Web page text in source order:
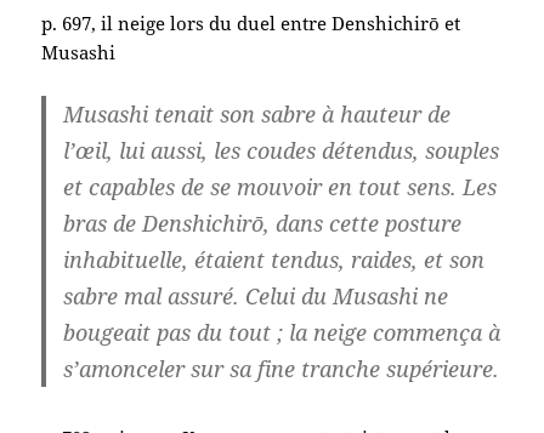
p. 697, il neige lors du duel entre Denshichirō et
Musashi
Musashi tenait son sabre à hauteur de
l’œil, lui aussi, les coudes détendus, souples
et capables de se mouvoir en tout sens. Les
bras de Denshichirō, dans cette posture
inhabituelle, étaient tendus, raides, et son
sabre mal assuré. Celui du Musashi ne
bougeait pas du tout ; la neige commença à
s’amonceler sur sa fine tranche supérieure.